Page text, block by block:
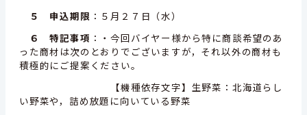
５ 申込期限 ：５月２７日（水）
６ 特記事項 ：・今回バイヤー様から特に商談希望のあ
った商材は次のとおりでございますが，それ以外の商材も
積極的にご提案ください。
【機種依存文字】生野菜：北海道らし
い野菜や，詰め放題に向いている野菜